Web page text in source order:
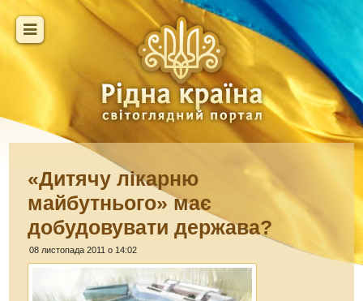
«Дитячу лікарню
майбутнього» має
добудовувати держава?
08 листопада 2011 о 14:02